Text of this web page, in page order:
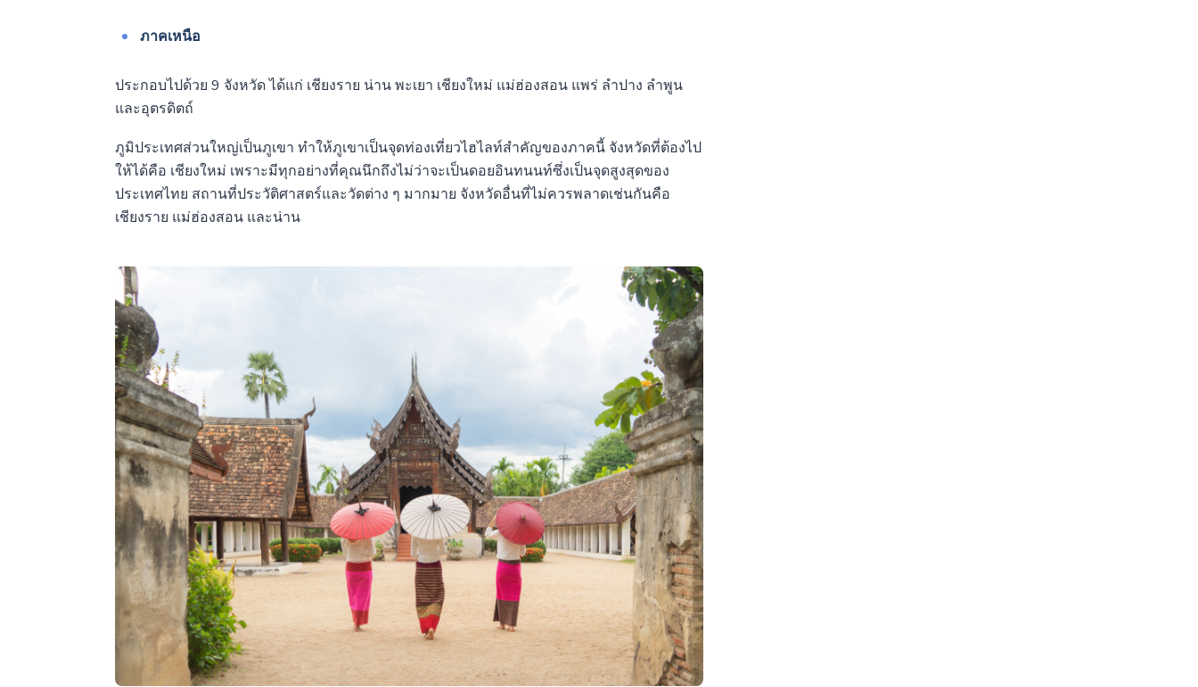
ภาคเหนือ
ประกอบไปด้วย 9 จังหวัด ได้แก่ เชียงราย น่าน พะเยา เชียงใหม่ แม่ฮ่องสอน แพร่ ลำปาง ลำพูน
และอุตรดิตถ์
ภูมิประเทศส่วนใหญ่เป็นภูเขา ทำให้ภูเขาเป็นจุดท่องเที่ยวไฮไลท์สำคัญของภาคนี้ จังหวัดที่ต้องไป
ให้ได้คือ เชียงใหม่ เพราะมีทุกอย่างที่คุณนึกถึงไม่ว่าจะเป็นดอยอินทนนท์ซึ่งเป็นจุดสูงสุดของ
ประเทศไทย สถานที่ประวัติศาสตร์และวัดต่าง ๆ มากมาย จังหวัดอื่นที่ไม่ควรพลาดเช่นกันคือ
เชียงราย แม่ฮ่องสอน และน่าน